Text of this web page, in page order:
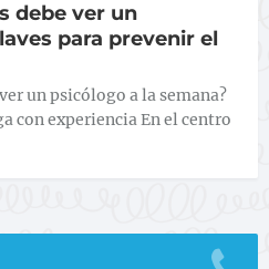
debe ver un
para prevenir el
un psicólogo a la semana?
con experiencia En el centro